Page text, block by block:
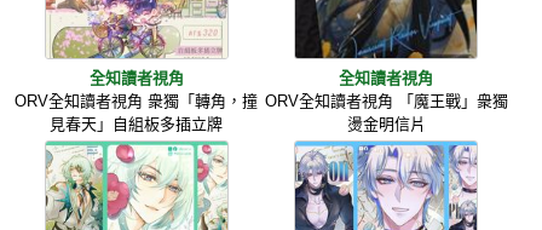
全知讀者視角
ORV全知讀者視角 衆獨「轉角，撞
見春天」自組板多插立牌
全知讀者視角
ORV全知讀者視角 「魔王戰」衆獨
燙金明信片